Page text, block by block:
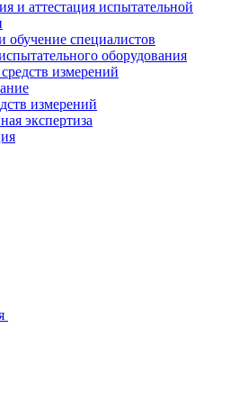
и аттестация испытательной
обучение специалистов
оборудования
измерений
измерений
экспертиза